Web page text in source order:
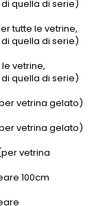
quella di serie)
tutte le vetrine,
quella di serie)
vetrine,
quella di serie)
vetrina gelato)
vetrina gelato)
vetrina
100cm